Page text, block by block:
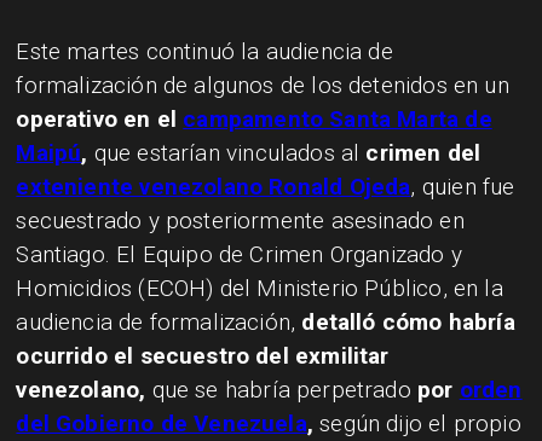
Este martes continuó la audiencia de
formalización de algunos de los detenidos en un
operativo en el campamento Santa Marta de
Maipú, que estarían vinculados al crimen del
exteniente venezolano Ronald Ojeda, quien fue
secuestrado y posteriormente asesinado en
Santiago. El Equipo de Crimen Organizado y
Homicidios (ECOH) del Ministerio Público, en la
audiencia de formalización, detalló cómo habría
ocurrido el secuestro del exmilitar
venezolano, que se habría perpetrado por orden
del Gobierno de Venezuela, según dijo el propio